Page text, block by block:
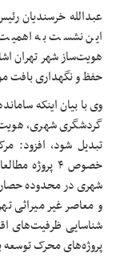
عبدالله خرسندیان
این نشست به
هویت‌ساز شهر تهران
حفظ و نگهداری بافت
وی با بیان اینکه
گردشگری شهری،
تبدیل شود، افزود:
خصوص ۴ پروژه مطالعاتی همچون تدوین برنامه راهبردی ارتقای تاب
شهری در محدوده حصار
و معاصر غیر میراثی
شناسایی ظرفیت‌های
پروژه‌های محرک